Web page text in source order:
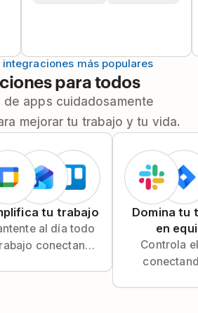
más populares
para todos
de apps cuidadosamente
mejorar tu trabajo y tu vida.
tu trabajo
al día todo
conectando
Domina tu
en
Controla